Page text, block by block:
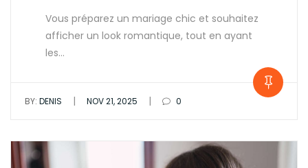
Vous préparez un mariage chic et souhaitez
afficher un look romantique, tout en ayant
les…
BY: DENIS | NOV 21, 2025 | 0